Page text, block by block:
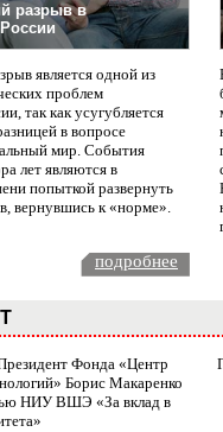
разрыв в
является одной из
проблем
так как усугубляется
в вопросе
мир. События
лет являются в
попыткой развернуть
вернувшись к «норме».
подробнее
Фонда «Центр
Борис Макаренко
НИУ ВШЭ «За вклад в